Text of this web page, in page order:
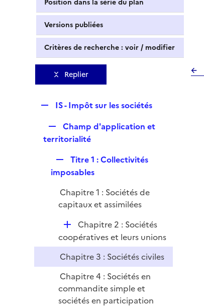
Position dans la série du plan
Versions publiées
Critères de recherche : voir / modifier
Replier
p
l
r
IS - Impôt sur les sociétés
e
l
i
e
Champ d'application et
territorialité
e
l
i
e
r
Titre 1 : Collectivités
imposables
Chapitre 1 : Sociétés de
capitaux et assimilées
D
é
p
l
i
e
r
Chapitre 2 : Sociétés
coopératives et leurs unions
Chapitre 3 : Sociétés civiles
Chapitre 4 : Sociétés en
commandite simple et
sociétés en participation